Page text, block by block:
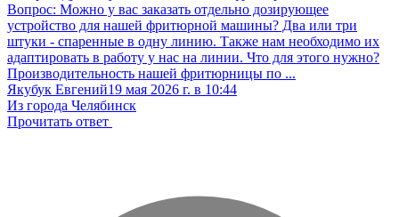
Вопрос: Можно у вас заказать отдельно дозирующее
устройство для нашей фритюрной машины? Два или три
штуки - спаренные в одну линию. Также нам необходимо их
адаптировать в работу у нас на линии. Что для этого нужно?
Производительность нашей фритюрницы по ...
Якубук Евгений19 мая 2026 г. в 10:44
Из города Челябинск
Прочитать ответ